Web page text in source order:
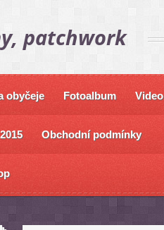
patchwork
obyčeje Fotoalbum Video
Obchodní podmínky